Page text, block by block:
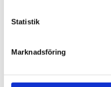
Statistik
Marknadsföring
samlades i